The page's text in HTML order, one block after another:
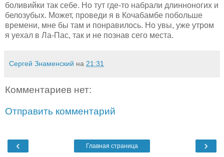
боливийки так себе. Но тут где-то набрали длинноногих и
белозубых. Может, проведи я в Кочабамбе побольше
времени, мне бы там и понравилось. Но увы, уже утром
я уехал в Ла-Пас, так и не познав сего места.
Сергей Знаменский на 21:31
Комментариев нет:
Отправить комментарий
‹ ›
Главная страница